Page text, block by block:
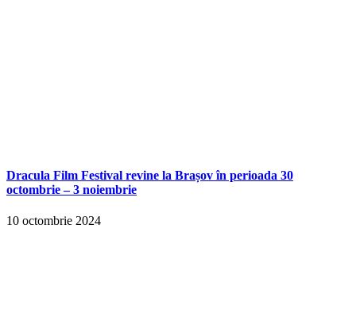
Dracula Film Festival revine la Brașov în perioada 30
octombrie – 3 noiembrie
10 octombrie 2024